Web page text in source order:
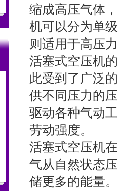
缩成高压气体
机可以分为单
则适用于高压
活塞式空压机
此受到了广泛
供不同压力的
驱动各种气动
劳动强度。
活塞式空压机
气从自然状态
储更多的能量